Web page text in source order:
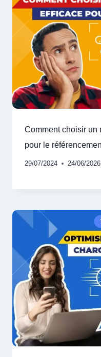
Comment choisir un
pour le
29/07/2024 24/06/2026